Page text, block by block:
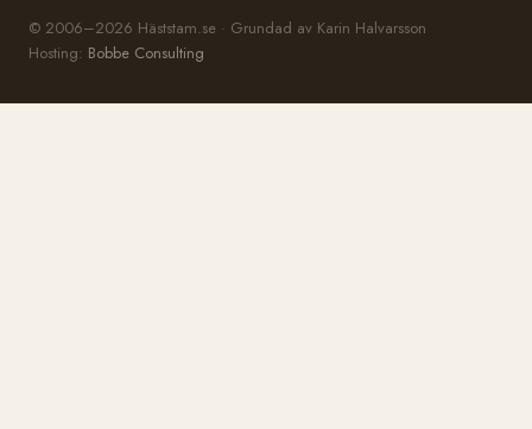
© 2006–2026 Häststam.se · Grundad av Karin Halvarsson
Hosting: Bobbe Consulting